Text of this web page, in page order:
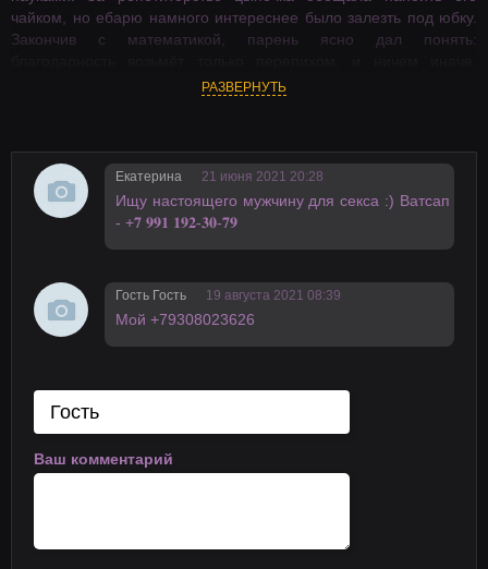
чайком, но ебарю намного интереснее было залезть под юбку.
Закончив с математикой, парень ясно дал понять:
Пришлось красотке открывать ротиком, и благодарить.
РАЗВЕРНУТЬ
Екатерина 21 июня 2021 20:28
Ищy нaстоящего мужчину для секса :) Вaтсaп
- +𝟕 𝟗𝟗𝟏 𝟏𝟗𝟐-𝟑𝟎-𝟕𝟗
Гость Гость 19 августа 2021 08:39
Мой +79308023626
Ваш комментарий